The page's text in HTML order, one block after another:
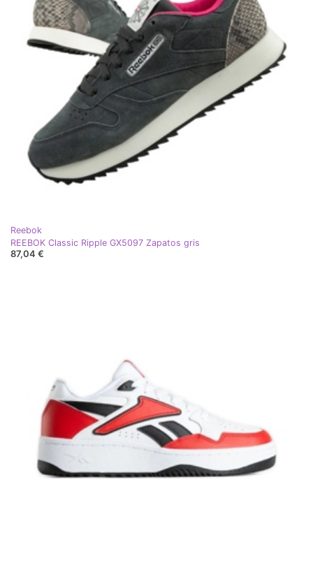
Reebok
REEBOK Classic Ripple GX5097 Zapatos gris
87,04 €